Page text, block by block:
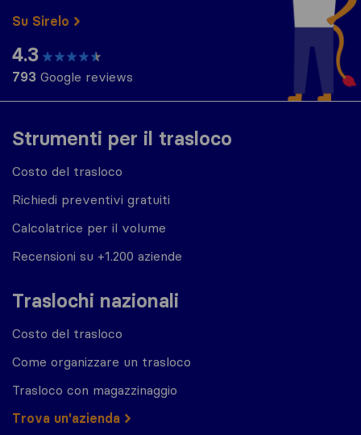
Strumenti per il trasloco
Costo del trasloco
Richiedi preventivi gratuiti
Calcolatrice per il volume
Recensioni su +1.200 aziende
Traslochi nazionali
Costo del trasloco
Come organizzare un trasloco
Trasloco con magazzinaggio
Trova un'azienda
Su Sirelo
4.3
793 Google reviews